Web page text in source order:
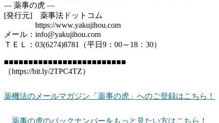
― 薬事の虎 ―
[発行元] 薬事法ドットコム
https://www.yakujihou.com
メール：info@yakujihou.com
ＴＥＬ：03(6274)8781（平日9：00～18：30）
■■■■■■■■■■■■■■■■■■■■■■■■■
（https://bit.ly/2TPC4TZ）
薬機法のメールマガジン「薬事の虎」へのご登録はこちら！
薬事の虎のバックナンバーをもっと見たい方はこちら！